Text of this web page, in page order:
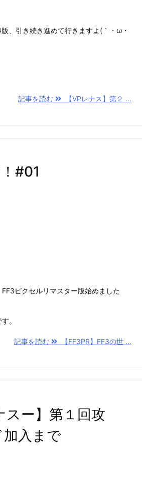
、引き続き進めて行きますよ(｀・ω・
記事を読む 【VPレナス】第２ ...
#01
ピクセルリマスター版始めました
。
記事を読む 【FF3PR】FF3の世 ...
スー】第１回攻
入まで